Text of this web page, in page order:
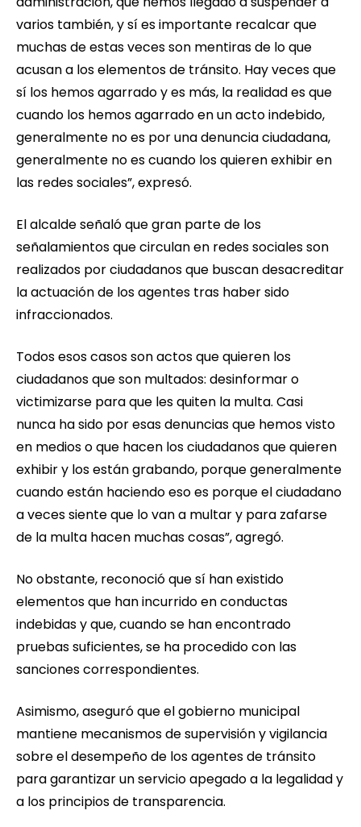
varios también, y sí es importante recalcar que
muchas de estas veces son mentiras de lo que
acusan a los elementos de tránsito. Hay veces que
sí los hemos agarrado y es más, la realidad es que
cuando los hemos agarrado en un acto indebido,
generalmente no es por una denuncia ciudadana,
generalmente no es cuando los quieren exhibir en
las redes sociales”, expresó.
El alcalde señaló que gran parte de los
señalamientos que circulan en redes sociales son
realizados por ciudadanos que buscan desacreditar
la actuación de los agentes tras haber sido
infraccionados.
Todos esos casos son actos que quieren los
ciudadanos que son multados: desinformar o
victimizarse para que les quiten la multa. Casi
nunca ha sido por esas denuncias que hemos visto
en medios o que hacen los ciudadanos que quieren
exhibir y los están grabando, porque generalmente
cuando están haciendo eso es porque el ciudadano
a veces siente que lo van a multar y para zafarse
de la multa hacen muchas cosas”, agregó.
No obstante, reconoció que sí han existido
elementos que han incurrido en conductas
indebidas y que, cuando se han encontrado
pruebas suficientes, se ha procedido con las
sanciones correspondientes.
Asimismo, aseguró que el gobierno municipal
mantiene mecanismos de supervisión y vigilancia
sobre el desempeño de los agentes de tránsito
para garantizar un servicio apegado a la legalidad y
a los principios de transparencia.